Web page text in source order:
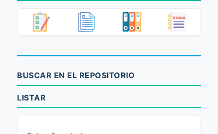
BUSCAR EN EL REPOSITORIO
LISTAR